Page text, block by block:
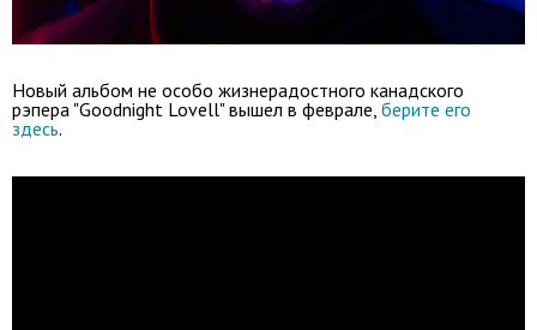
Новый альбом не особо жизнерадостного канадского
рэпера "Goodnight Lovell" вышел в феврале, берите его
здесь.